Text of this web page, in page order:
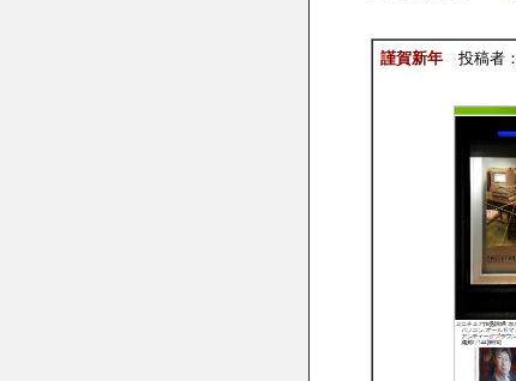
謹賀新年投稿者：